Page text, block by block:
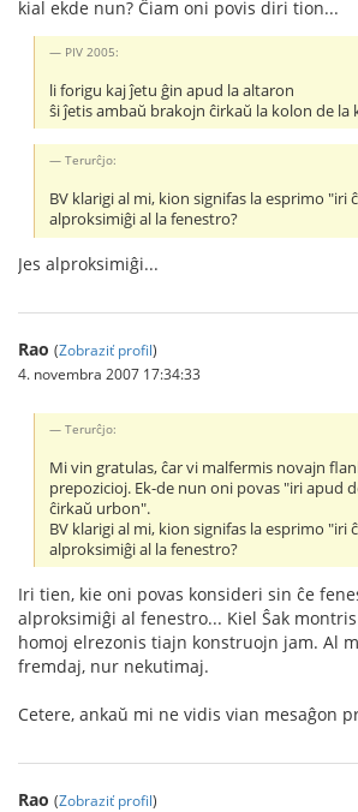
kial ekde nun? Ĉiam oni povis diri tion...
PIV 2005:
li forigu kaj ĵetu ĝin apud la altaron
ŝi ĵetis ambaŭ brakojn ĉirkaŭ la kolon de la
Terurĉjo:
BV klarigi al mi, kion signifas la esprimo "iri
alproksimiĝi al la fenestro?
Jes alproksimiĝi...
Rao (Zobraziť profil)
4. novembra 2007 17:34:33
Terurĉjo:
Mi vin gratulas, ĉar vi malfermis novajn
prepozicioj. Ek-de nun oni povas "iri apud
ĉirkaŭ urbon".
BV klarigi al mi, kion signifas la esprimo "iri
alproksimiĝi al la fenestro?
Iri tien, kie oni povas konsideri sin ĉe
alproksimiĝi al fenestro... Kiel Ŝak
homoj elrezonis tiajn konstruojn jam. Al
fremdaj, nur nekutimaj.
Cetere, ankaŭ mi ne vidis vian mesaĝon
Rao (Zobraziť profil)